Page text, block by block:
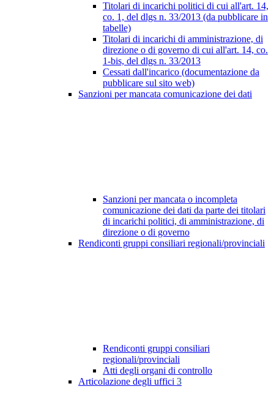
Titolari di incarichi politici di cui all'art. 14,
co. 1, del dlgs n. 33/2013 (da pubblicare in
tabelle)
Titolari di incarichi di amministrazione, di
direzione o di governo di cui all'art. 14, co.
1-bis, del dlgs n. 33/2013
Cessati dall'incarico (documentazione da
pubblicare sul sito web)
Sanzioni per mancata comunicazione dei dati
Sanzioni per mancata o incompleta
comunicazione dei dati da parte dei titolari
di incarichi politici, di amministrazione, di
direzione o di governo
Rendiconti gruppi consiliari regionali/provinciali
Rendiconti gruppi consiliari
regionali/provinciali
Atti degli organi di controllo
Articolazione degli uffici 3